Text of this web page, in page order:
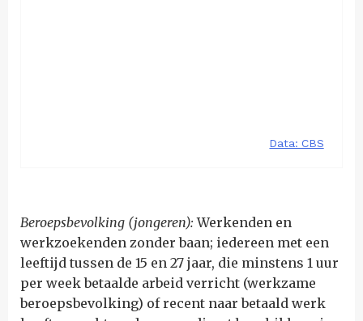
Beroepsbevolking (jongeren):Werkenden en
werkzoekenden zonder baan; iedereen met een
leeftijd tussen de 15 en 27 jaar, die minstens 1 uur
per week betaalde arbeid verricht (werkzame
beroepsbevolking) of recent naar betaald werk